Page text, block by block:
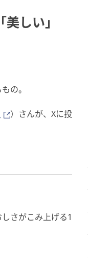
しい」
の。
）さんが、Xに投
さがこみ上げる1